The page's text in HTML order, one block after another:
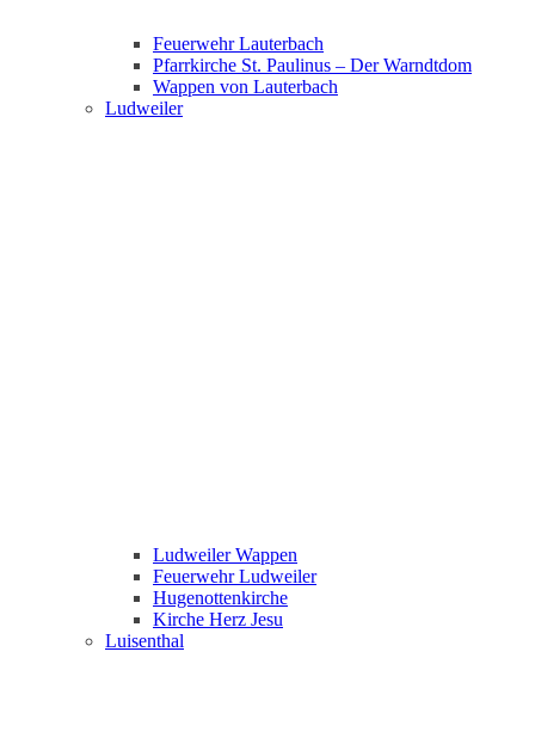
Feuerwehr Lauterbach
Pfarrkirche St. Paulinus – Der Warndtdom
Wappen von Lauterbach
Ludweiler
Ludweiler Wappen
Feuerwehr Ludweiler
Hugenottenkirche
Kirche Herz Jesu
Luisenthal